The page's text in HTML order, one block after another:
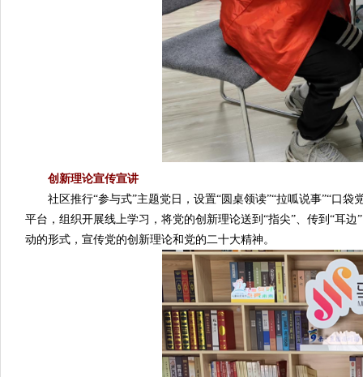
创新理论宣传宣讲
社区推行“参与式”主题党日，设置“圆桌领读”“拉呱说事”“口袋
平台，组织开展线上学习，将党的创新理论送到“指尖”、传到“耳
动的形式，宣传党的创新理论和党的二十大精神。